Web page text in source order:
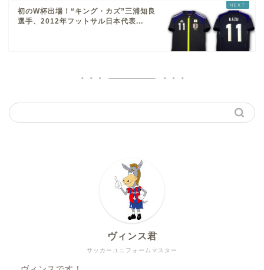
初のW杯出場！“キング・カズ”三浦知良
選手、2012年フットサル日本代表...
サッカーユニフォームマスター
ヴィンス君